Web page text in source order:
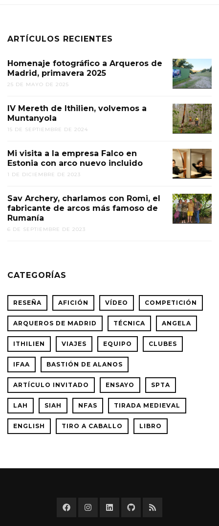
ARTÍCULOS RECIENTES
Homenaje fotográfico a Arqueros de
Madrid, primavera 2025
25 DE MAYO DE 2025
IV Mereth de Ithilien, volvemos a
Muntanyola
15 DE SEPTIEMBRE DE 2024
Mi visita a la empresa Falco en
Estonia con arco nuevo incluido
1 DE DICIEMBRE DE 2023
Sav Archery, charlamos con Romi, el
fabricante de arcos más famoso de
Rumanía
6 DE SEPTIEMBRE DE 2023
CATEGORÍAS
RESEÑA AFICIÓN VÍDEO COMPETICIÓN
ARQUEROS DE MADRID TÉCNICA ANGELA
ITHILIEN VIAJES EQUIPO CLUBES
IFAA BASTIÓN DE ALANOS
ARTÍCULO INVITADO ENSAYO SPTA
LAH SIAH NFAS TIRADA MEDIEVAL
ENGLISH TIRO A CABALLO LIBRO